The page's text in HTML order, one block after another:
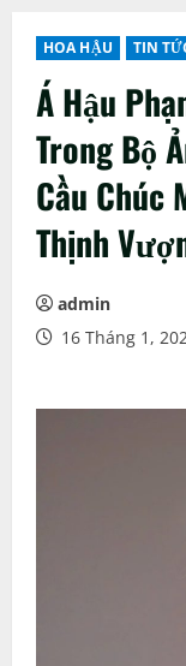
HOA HẬU TIN
Á Hậu
Trong Bộ
Cầu Chúc
Thịnh
admin
16 Tháng 1,